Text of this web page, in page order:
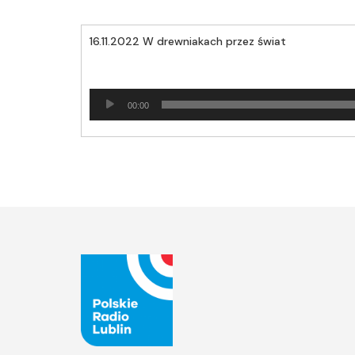
16.11.2022 W drewniakach przez świat
plików
00:00